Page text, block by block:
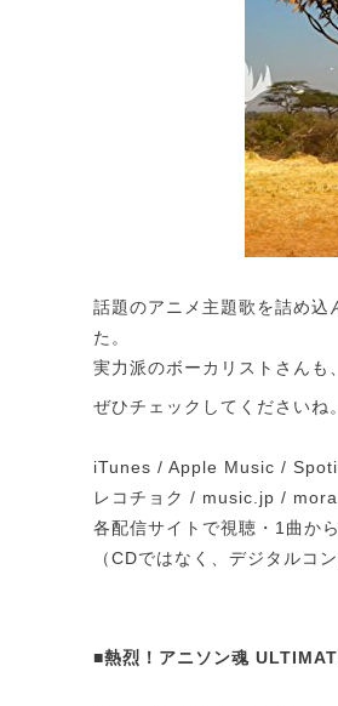
話題のアニメ主題歌を詰め込
た。
実力派のボーカリストさんも
ぜひチェックしてくださいね。
iTunes / Apple Music /
レコチョク / music.jp /
各配信サイトで視聴・1曲か
（CDではなく、デジタルコ
■熱烈！アニソン魂